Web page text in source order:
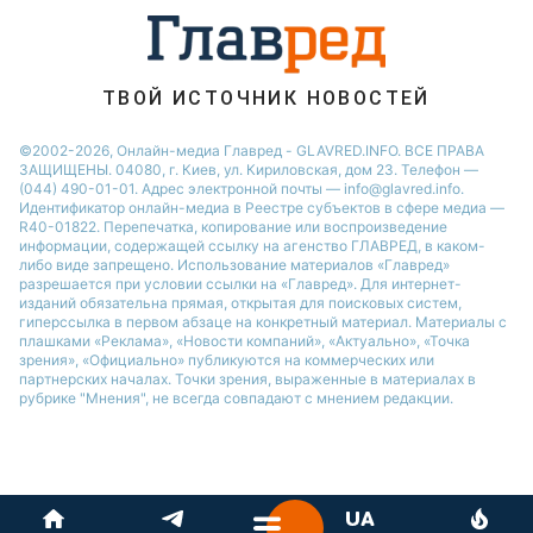
Новости Житомира
ТВОЙ ИСТОЧНИК НОВОСТЕЙ
©2002-2026, Онлайн-медиа Главред - GLAVRED.INFO. ВСЕ ПРАВА
ЗАЩИЩЕНЫ. 04080, г. Киев, ул. Кириловская, дом 23. Телефон —
(044) 490-01-01. Адрес электронной почты — info@glavred.info.
Идентификатор онлайн-медиа в Реестре cубъектов в сфере медиа —
R40-01822. Перепечатка, копирование или воспроизведение
информации, содержащей ссылку на агенство ГЛАВРЕД, в каком-
либо виде запрещено. Использование материалов «Главред»
разрешается при условии ссылки на «Главред». Для интернет-
изданий обязательна прямая, открытая для поисковых систем,
гиперссылка в первом абзаце на конкретный материал. Материалы с
плашками «Реклама», «Новости компаний», «Актуально», «Точка
зрения», «Официально» публикуются на коммерческих или
партнерских началах. Точки зрения, выраженные в материалах в
рубрике "Мнения", не всегда совпадают с мнением редакции.